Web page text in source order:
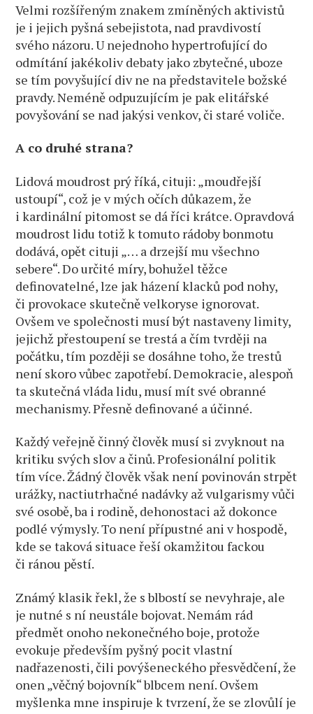
Velmi rozšířeným znakem zmíněných aktivistů
je i jejich pyšná sebejistota, nad pravdivostí
svého názoru. U nejednoho hypertrofující do
odmítání jakékoliv debaty jako zbytečné, uboze
se tím povyšující div ne na představitele božské
pravdy. Neméně odpuzujícím je pak elitářské
povyšování se nad jakýsi venkov, či staré voliče.
A co druhé strana?
Lidová moudrost prý říká, cituji: „moudřejší
ustoupí“, což je v mých očích důkazem, že
i kardinální pitomost se dá říci krátce. Opravdová
moudrost lidu totiž k tomuto rádoby bonmotu
dodává, opět cituji „… a drzejší mu všechno
sebere“. Do určité míry, bohužel těžce
definovatelné, lze jak házení klacků pod nohy,
či provokace skutečně velkoryse ignorovat.
Ovšem ve společnosti musí být nastaveny limity,
jejichž přestoupení se trestá a čím tvrději na
počátku, tím později se dosáhne toho, že trestů
není skoro vůbec zapotřebí. Demokracie, alespoň
ta skutečná vláda lidu, musí mít své obranné
mechanismy. Přesně definované a účinné.
Každý veřejně činný člověk musí si zvyknout na
kritiku svých slov a činů. Profesionální politik
tím více. Žádný člověk však není povinován strpět
urážky, nactiutrhačné nadávky až vulgarismy vůči
své osobě, ba i rodině, dehonostaci až dokonce
podlé výmysly. To není přípustné ani v hospodě,
kde se taková situace řeší okamžitou fackou
či ránou pěstí.
Známý klasik řekl, že s blbostí se nevyhraje, ale
je nutné s ní neustále bojovat. Nemám rád
předmět onoho nekonečného boje, protože
evokuje především pyšný pocit vlastní
nadřazenosti, čili povýšeneckého přesvědčení, že
onen „věčný bojovník“ blbcem není. Ovšem
myšlenka mne inspiruje k tvrzení, že se zlovůlí je